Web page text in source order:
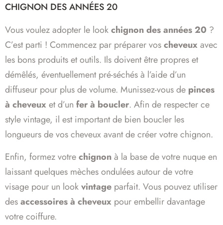
CHIGNON DES ANNÉES 20
Vous voulez adopter le lookchignon des années 20 ?
C’est parti ! Commencez par préparer voscheveuxavec
les bons produits et outils. Ils doivent être propres et
démêlés, éventuellement pré-séchés à l’aide d’un
diffuseur pour plus de volume. Munissez-vous de pinces
à cheveuxet d’un fer à boucler. Afin de respecter ce
style vintage, il est important de bien boucler les
longueurs de vos cheveux avant de créer votre chignon.
Enfin, formez votrechignonà la base de votre nuque en
laissant quelques mèches ondulées autour de votre
visage pour un lookvintage parfait. Vous pouvez utiliser
desaccessoires à cheveux pour embellir davantage
votre coiffure.